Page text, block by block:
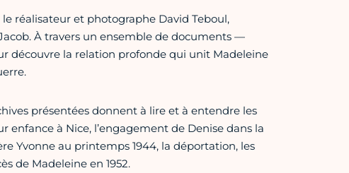
réalisateur et photographe David Teboul,
À travers un ensemble de documents —
découvre la relation profonde qui unit Madeleine
présentées donnent à lire et à entendre les
à Nice, l’engagement de Denise dans la
Yvonne au printemps 1944, la déportation, les
de Madeleine en 1952.